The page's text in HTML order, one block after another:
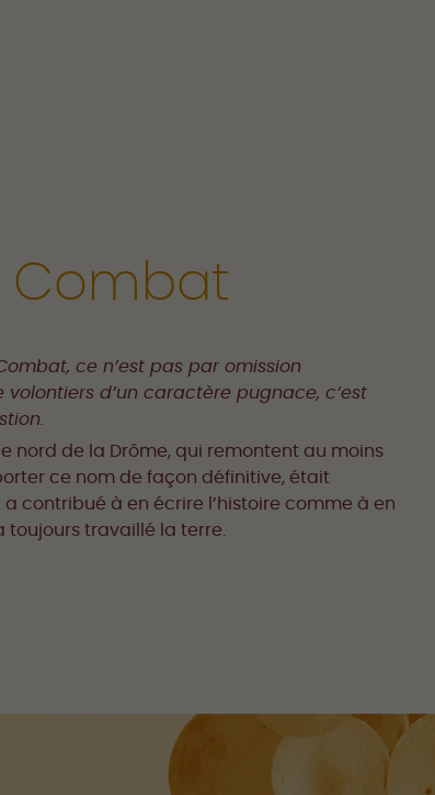
Combat
ce n’est pas par omission
d’un caractère pugnace, c’est
nord de la Drôme, qui remontent au moins
ce nom de façon définitive, était
contribué à en écrire l’histoire comme à en
travaillé la terre.